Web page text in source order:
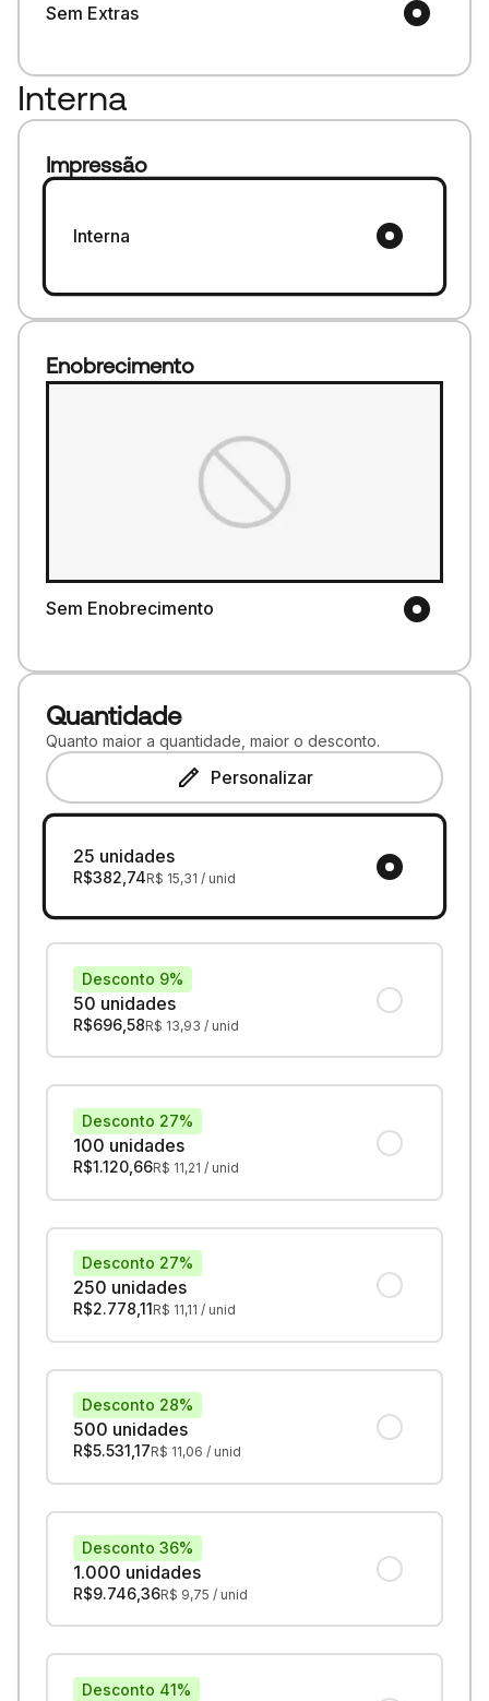
Sem Extras
Interna
Impressão
Interna
Enobrecimento
Sem Enobrecimento
Quantidade
Quanto maior a quantidade, maior o desconto.
Personalizar
25 unidades
R$382,74R$ 15,31 / unid
50 unidades
Desconto 9%
R$696,58R$ 13,93 / unid
100 unidades
Desconto 27%
R$1.120,66R$ 11,21 / unid
250 unidades
Desconto 27%
R$2.778,11R$ 11,11 / unid
500 unidades
Desconto 28%
R$5.531,17R$ 11,06 / unid
1.000 unidades
Desconto 36%
R$9.746,36R$ 9,75 / unid
Desconto 41%